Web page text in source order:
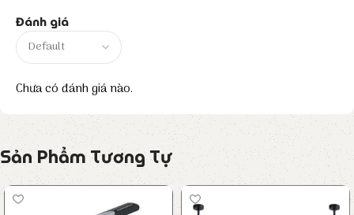
Đánh giá
Chưa có đánh giá nào.
Sản Phẩm Tương Tự